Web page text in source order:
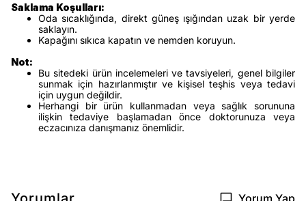
Saklama Koşulları:
Oda sıcaklığında, direkt güneş ışığından uzak bir yerde
saklayın.
Kapağını sıkıca kapatın ve nemden koruyun.
Not:
Bu sitedeki ürün incelemeleri ve tavsiyeleri, genel bilgiler
sunmak için hazırlanmıştır ve kişisel teşhis veya tedavi
için uygun değildir.
Herhangi bir ürün kullanmadan veya sağlık sorununa
ilişkin tedaviye başlamadan önce doktorunuza veya
eczacınıza danışmanız önemlidir.
Yorum Yap